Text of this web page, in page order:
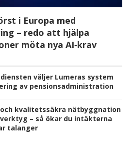
i Europa med
– redo att hjälpa
möta nya AI‑krav
väljer Lumeras system
av pensionsadministration
kvalitetssäkra nätbyggnation
– så ökar du intäkterna
talanger